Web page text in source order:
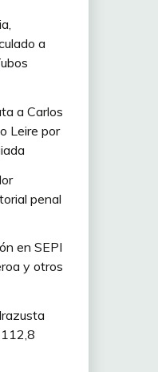
a
a Carlos
Leire por
penal
en SEPI
y otros